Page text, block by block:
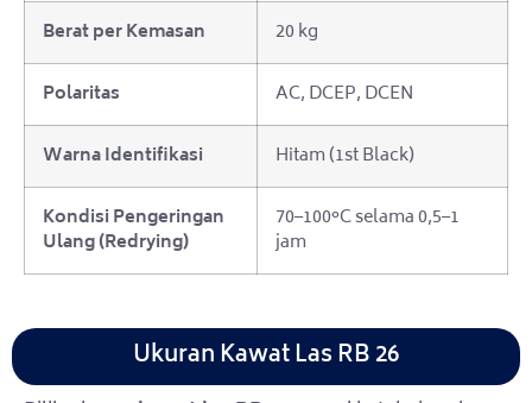
Berat per Kemasan 20 kg
Polaritas AC, DCEP, DCEN
Warna Identifikasi Hitam (1st Black)
Kondisi Pengeringan
Ulang (Redrying)
70–100°C selama 0,5–1
jam
Ukuran Kawat Las RB 26